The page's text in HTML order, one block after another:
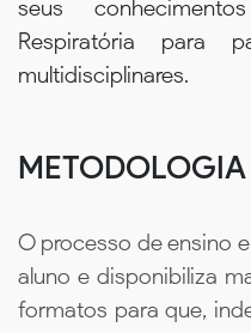
seus
Respiratória para
multidisciplinares.
METODOLOGIA
O processo de ensino
aluno e disponibiliza
formatos para que,